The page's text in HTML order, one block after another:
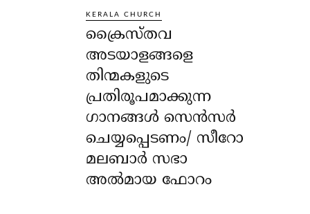
KERALA CHURCH
ക്രൈസ്തവ
അടയാളങ്ങളെ
തിന്മകളുടെ
പ്രതിരൂപമാക്കുന്ന
ഗാനങ്ങൾ സെൻസർ
ചെയ്യപ്പെടണം/ സീറോ
മലബാർ സഭാ
അൽമായ ഫോറം